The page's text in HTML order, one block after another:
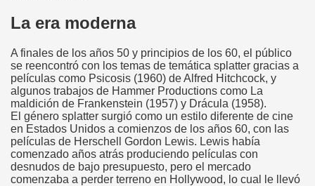
La era moderna
A finales de los años 50 y principios de los 60, el público
se reencontró con los temas de temática splatter gracias a
películas como Psicosis (1960) de Alfred Hitchcock, y
algunos trabajos de Hammer Productions como La
maldición de Frankenstein (1957) y Drácula (1958).
El género splatter surgió como un estilo diferente de cine
en Estados Unidos a comienzos de los años 60, con las
películas de Herschell Gordon Lewis. Lewis había
comenzado años atrás produciendo películas con
desnudos de bajo presupuesto, pero el mercado
comenzaba a perder terreno en Hollywood, lo cual le llevó